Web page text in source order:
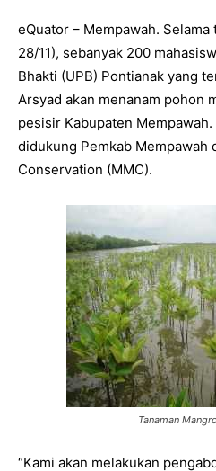
eQuator – Mempawah.
28/11), sebanyak 200
Bhakti (UPB) Pontianak yang
Arsyad akan menanam pohon
pesisir Kabupaten
didukung Pemkab Mempawah
Conservation (MMC).
Tanaman
“Kami akan melakukan